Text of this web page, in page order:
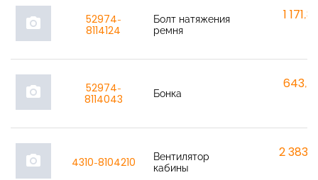
photo_camera
52974-
8114124
Болт натяжения
ремня
1
photo_camera
52974-
8114043
Бонка
photo_camera 4310-8104210
Вентилятор
кабины
2